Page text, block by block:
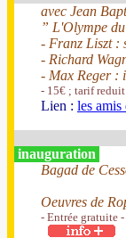
avec Jean
” L'Olympe
- Franz Liszt :
- Richard
- Max Reger :
- 15€ ; tarif
Lien : les amis
inauguration
Bagad de
Oeuvres de
- Entrée gratuite